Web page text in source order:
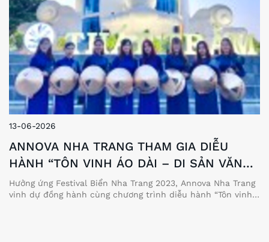
13-06-2026
ANNOVA NHA TRANG THAM GIA DIỄU
HÀNH “TÔN VINH ÁO DÀI – DI SẢN VĂN
HÓA VIỆT NAM”
Hưởng ứng Festival Biển Nha Trang 2023, Annova Nha Trang
vinh dự đồng hành cùng chương trình diễu hành “Tôn vinh